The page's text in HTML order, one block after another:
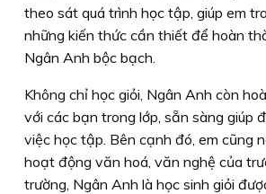
theo sát quá trình học tập, giúp em
những kiến thức cần thiết để hoàn
Ngân Anh bộc bạch.
Không chỉ học giỏi, Ngân Anh còn
với các bạn trong lớp, sẵn sàng giúp
việc học tập. Bên cạnh đó, em cũng
hoạt động văn hoá, văn nghệ của
trường, Ngân Anh là học sinh giỏi